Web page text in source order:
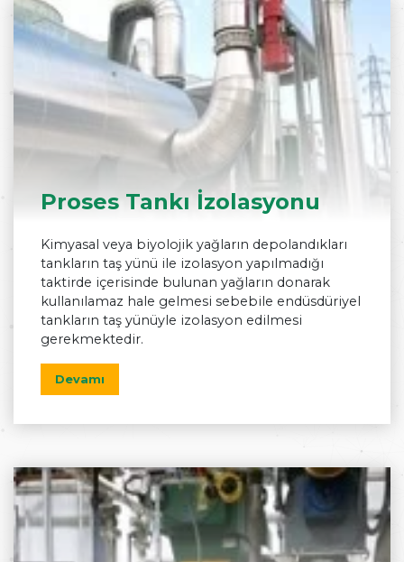
Proses Tankı İzolasyonu
Kimyasal veya biyolojik yağların depolandıkları
tankların taş yünü ile izolasyon yapılmadığı
taktirde içerisinde bulunan yağların donarak
kullanılamaz hale gelmesi sebebile endüsdüriyel
tankların taş yünüyle izolasyon edilmesi
gerekmektedir.
Devamı